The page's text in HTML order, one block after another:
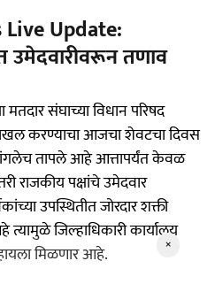
Update:
उमेदवारीवरून तणाव
संघाच्या विधान परिषद
करण्याचा आजचा शेवटचा दिवस
तापले आहे आत्तापर्यंत केवळ
राजकीय पक्षांचे उमेदवार
उपस्थितीत जोरदार शक्ती
जिल्हाधिकारी कार्यालय
मिळणार आहे.
×